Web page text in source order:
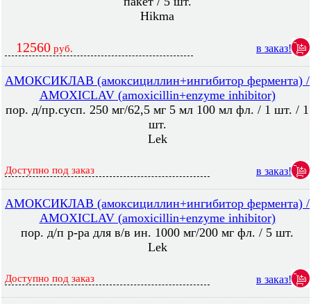
Hikma
12560 руб. в заказ!
АМОКСИКЛАВ (амоксициллин+ингибитор фермента) /
AMOXICLAV (amoxicillin+enzyme inhibitor)
пор. д/пр.сусп. 250 мг/62,5 мг 5 мл 100 мл фл. / 1 шт. / 1
шт.
Lek
Доступно под заказ в заказ!
АМОКСИКЛАВ (амоксициллин+ингибитор фермента) /
AMOXICLAV (amoxicillin+enzyme inhibitor)
пор. д/п р-ра для в/в ин. 1000 мг/200 мг фл. / 5 шт.
Lek
Доступно под заказ в заказ!